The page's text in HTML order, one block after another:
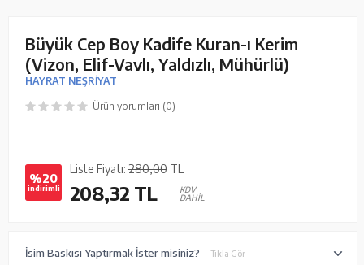
Büyük Cep Boy Kadife Kuran-ı Kerim
(Vizon, Elif-Vavlı, Yaldızlı, Mühürlü)
HAYRAT NEŞRİYAT
Ürün yorumları (0)
%20
indirimli
Liste Fiyatı: 280,00 TL
208,32 TL
KDV
DAHİL
İsim Baskısı Yaptırmak İster misiniz? Tıkla Gör